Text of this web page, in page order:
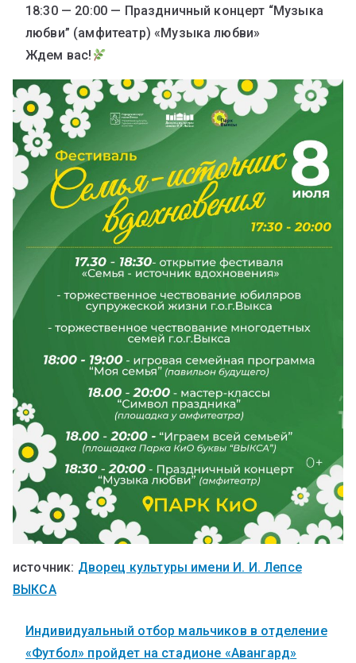
18:30 — 20:00 — Праздничный концерт “Музыка
любви” (амфитеатр) «Музыка любви»
Ждем вас!
источник: Дворец культуры имени И. И. Лепсе
ВЫКСА
Индивидуальный отбор мальчиков в отделение
«Футбол» пройдет на стадионе «Авангард»